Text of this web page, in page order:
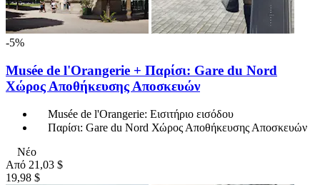
-5%
Musée de l'Orangerie + Παρίσι: Gare du Nord
Χώρος Αποθήκευσης Αποσκευών
Musée de l'Orangerie: Εισιτήριο εισόδου
Παρίσι: Gare du Nord Χώρος Αποθήκευσης Αποσκευών
Νέο
Από 21,03 $
19,98 $